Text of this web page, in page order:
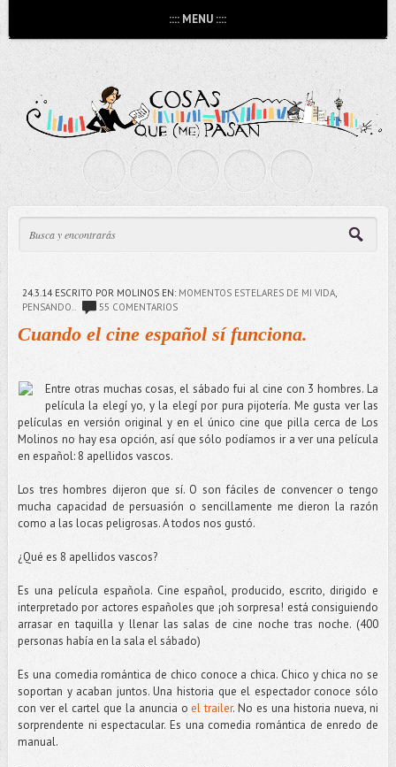
:::: MENU ::::
24.3.14ESCRITO POR MOLINOS EN: MOMENTOS ESTELARES DE MI VIDA,
PENSANDO..
55 COMENTARIOS
Cuando el cine español sí funciona.
Entre otras muchas cosas, el sábado fui al cine con 3 hombres. La
película la elegí yo, y la elegí por pura pijotería. Me gusta ver las
películas en versión original y en el único cine que pilla cerca de Los
Molinos no hay esa opción, así que sólo podíamos ir a ver una película
en español: 8 apellidos vascos.
Los tres hombres dijeron que sí. O son fáciles de convencer o tengo
mucha capacidad de persuasión o sencillamente me dieron la razón
como a las locas peligrosas. A todos nos gustó.
¿Qué es 8 apellidos vascos?
Es una película española. Cine español, producido, escrito, dirigido e
interpretado por actores españoles que ¡oh sorpresa! está consiguiendo
arrasar en taquilla y llenar las salas de cine noche tras noche. (400
personas había en la sala el sábado)
Es una comedia romántica de chico conoce a chica. Chico y chica no se
soportan y acaban juntos. Una historia que el espectador conoce sólo
con ver el cartel que la anuncia oel trailer. No es una historia nueva, ni
sorprendente ni espectacular. Es una comedia romántica de enredo de
manual.